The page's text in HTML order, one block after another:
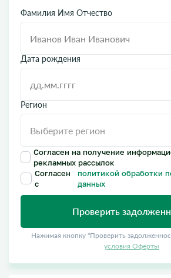
Фамилия Имя Отчество
Дата рождения
Регион
Согласен на получение
рекламных рассылок
Согласен
с
политикой обработки
данных
Проверить
Нажимая кнопку "Проверить
условия Оферты